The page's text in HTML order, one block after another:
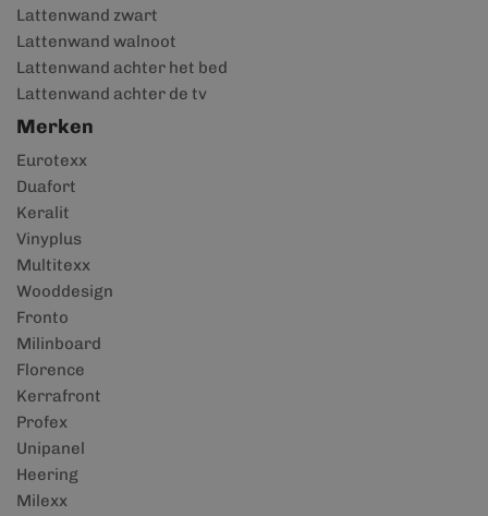
Lattenwand zwart
Lattenwand walnoot
Lattenwand achter het bed
Lattenwand achter de tv
Merken
Eurotexx
Duafort
Keralit
Vinyplus
Multitexx
Wooddesign
Fronto
Milinboard
Florence
Kerrafront
Profex
Unipanel
Heering
Milexx